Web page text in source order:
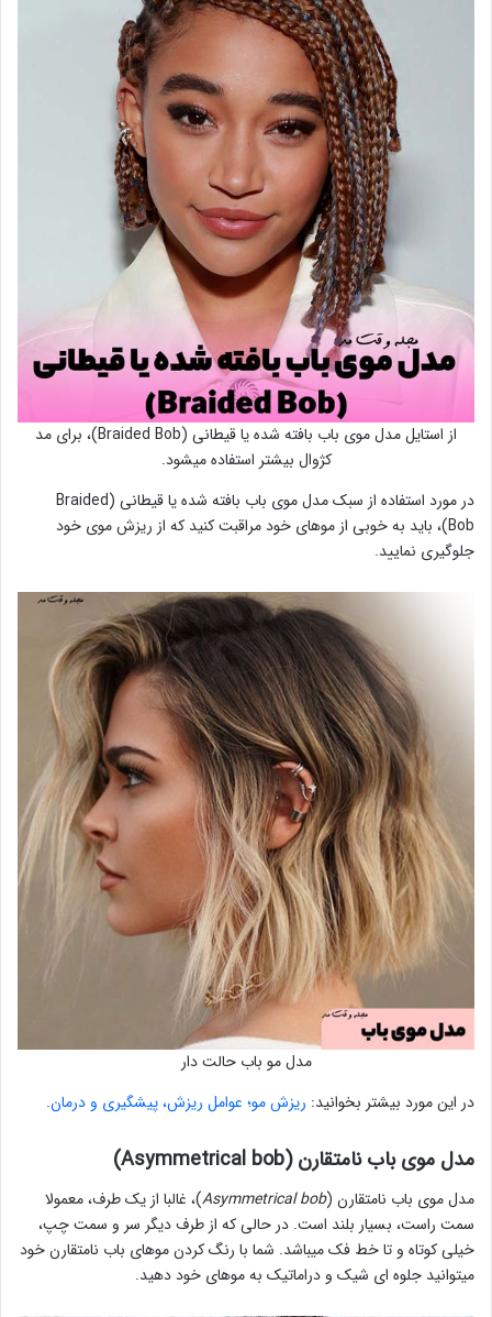
از استایل مدل موی باب بافته شده یا قیطانی (Braided Bob)، برای مد
کژوال بیشتر استفاده میشود.
در مورد استفاده از سبک مدل موی باب بافته شده یا قیطانی (Braided
Bob)، باید به خوبی از موهای خود مراقبت کنید که از ریزش موی خود
جلوگیری نمایید.
مدل مو باب حالت دار
در این مورد بیشتر بخوانید: ریزش مو؛ عوامل ریزش، پیشگیری و درمان.
مدل موی باب نامتقارن (Asymmetrical bob)
مدل موی باب نامتقارن (Asymmetrical bob)، غالبا از یک طرف، معمولا
سمت راست، بسیار بلند است. در حالی که از طرف دیگر سر و سمت چپ،
خیلی کوتاه و تا خط فک میباشد. شما با رنگ کردن موهای باب نامتقارن خود
میتوانید جلوه ای شیک و دراماتیک به موهای خود دهید.